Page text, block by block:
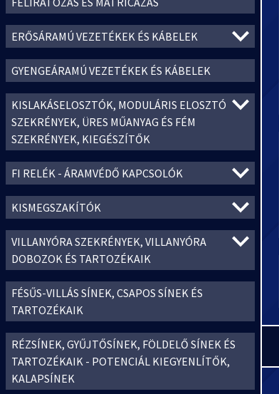
ERŐSÁRAMÚ VEZETÉKEK ÉS KÁBELEK
GYENGEÁRAMÚ VEZETÉKEK ÉS KÁBELEK
KISLAKÁSELOSZTÓK, MODULÁRIS ELOSZTÓ
SZEKRÉNYEK, ÜRES MŰANYAG ÉS FÉM
SZEKRÉNYEK, KIEGÉSZÍTŐK
FI RELÉK - ÁRAMVÉDŐ KAPCSOLÓK
KISMEGSZAKÍTÓK
VILLANYÓRA SZEKRÉNYEK, VILLANYÓRA
DOBOZOK ÉS TARTOZÉKAIK
FÉSŰS-VILLÁS SÍNEK, CSAPOS SÍNEK ÉS
TARTOZÉKAIK
RÉZSÍNEK, GYŰJTŐSÍNEK, FÖLDELŐ SÍNEK ÉS
TARTOZÉKAIK - POTENCIÁL KIEGYENLÍTŐK,
KALAPSÍNEK